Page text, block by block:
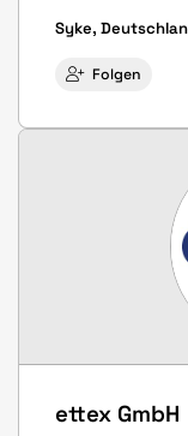
Syke,
Folgen
ettex GmbH